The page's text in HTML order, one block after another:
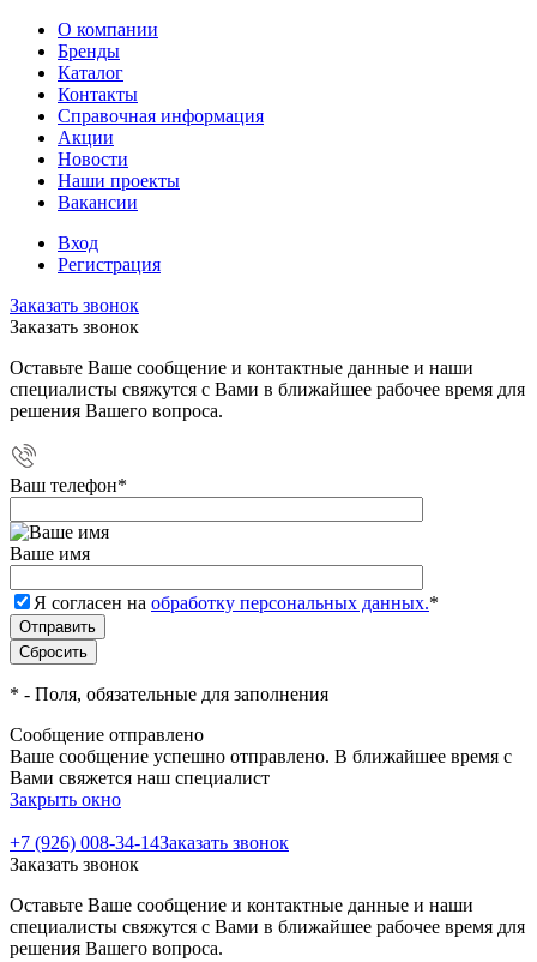
О компании
Бренды
Каталог
Контакты
Справочная информация
Акции
Новости
Наши проекты
Вакансии
Вход
Регистрация
Заказать звонок
Заказать звонок
Оставьте Ваше сообщение и контактные данные и наши
специалисты свяжутся с Вами в ближайшее рабочее время для
решения Вашего вопроса.
Ваш телефон*
Ваше имя
Я согласен на обработку персональных данных.*
* - Поля, обязательные для заполнения
Сообщение отправлено
Ваше сообщение успешно отправлено. В ближайшее время с
Вами свяжется наш специалист
Закрыть окно
+7 (926) 008-34-14Заказать звонок
Заказать звонок
Оставьте Ваше сообщение и контактные данные и наши
специалисты свяжутся с Вами в ближайшее рабочее время для
решения Вашего вопроса.